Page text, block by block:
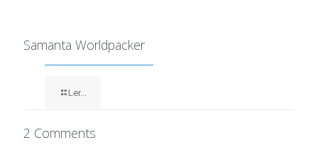
Samanta Worldpacker
Ler...
2 Comments